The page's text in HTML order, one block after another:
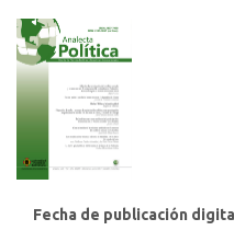
Fecha de publicación